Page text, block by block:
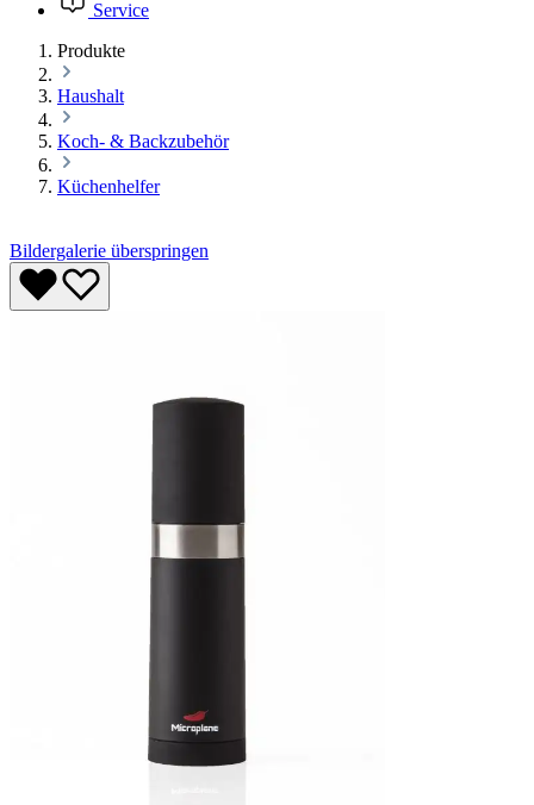
Service
Produkte
Haushalt
Koch- & Backzubehör
Küchenhelfer
Bildergalerie überspringen